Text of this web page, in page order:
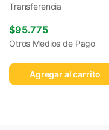
Transferencia
$95.775
Otros Medios de Pago
Agregar al carrito